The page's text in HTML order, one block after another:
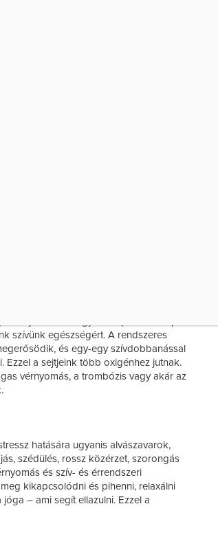
HOGY ÉLETVITELÜNK TELJES
ÉS
MEG A MUNKÁJÁT, HISZEN ÉRTÜNK
és egészségtelen
emelkedéséhez. Ha a vérben túl
és az artériák beszűkülnek, így a vér
mellkasi fájdalmakhoz, magas
strokehoz vagy tüdőembóliához
mozogjunk rendszeresen.
az edzés éppen olyan erősítő hatással
betartanunk a fokozatosság elvét.
futás vagy kerékpározás napi
szívünk egészségért. A rendszeres
és egy-egy szívdobbanással
a sejtjeink több oxigénhez jutnak.
vérnyomás, a trombózis vagy akár az
hatására ugyanis alvászavarok,
szédülés, rossz közérzet, szorongás
és szív- és érrendszeri
kikapcsolódni és pihenni, relaxálni
– ami segít ellazulni. Ezzel a